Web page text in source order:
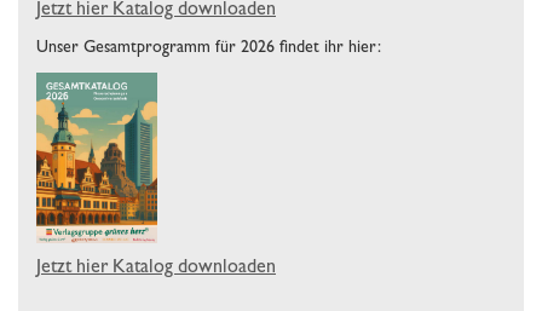
Jetzt hier Katalog downloaden
Unser Gesamtprogramm für 2026 findet ihr hier:
Jetzt hier Katalog downloaden